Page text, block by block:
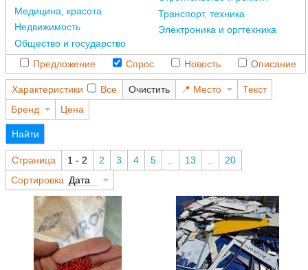
Медицина, красота
Недвижимость
Общество и государство
Транспорт, техника
Электроника и оргтехника
Предложение Спрос Новость Описание
Характеристики Все Очистить Место
Текст
Бренд
Цена
Найти
Страница 1 - 2 2 3 4 5 13
20
Сортировка Дата